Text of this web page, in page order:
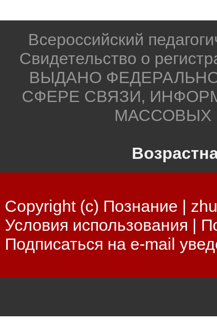
Всероссийский
Свидетельство о
ВЫДАНО
СФЕРЕ СВЯЗИ,
МАССОВЫХ
Copyright (c) Познание |
Условия использования |
Подписаться на e-mail